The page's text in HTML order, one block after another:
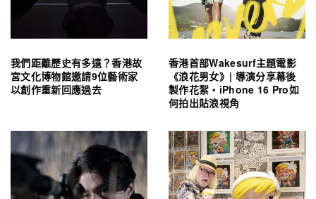
我們距離歷史有多遠？香港故
宮文化博物館邀請9位藝術家
以創作重新回應過去
香港首部Wakesurf主題電影
《浪花男女》| 導演分享幕後
製作花絮・iPhone 16 Pro如
何拍出貼浪視角